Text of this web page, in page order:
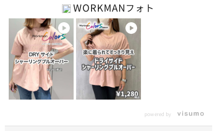
WORKMANフォト
powered by